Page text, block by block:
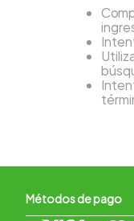
Métodos de pago